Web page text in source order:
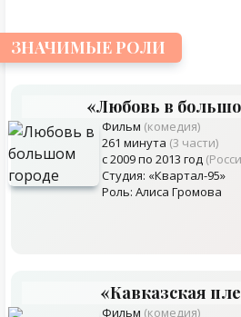
ЗНАЧИМЫЕ РОЛИ
«Любовь в
Фильм (комедия)
261 минута (3 части)
с 2009 по 2013 год
Студия: «Квартал-95»
Роль: Алиса Громова
«Кавказская
Фильм (комедия)